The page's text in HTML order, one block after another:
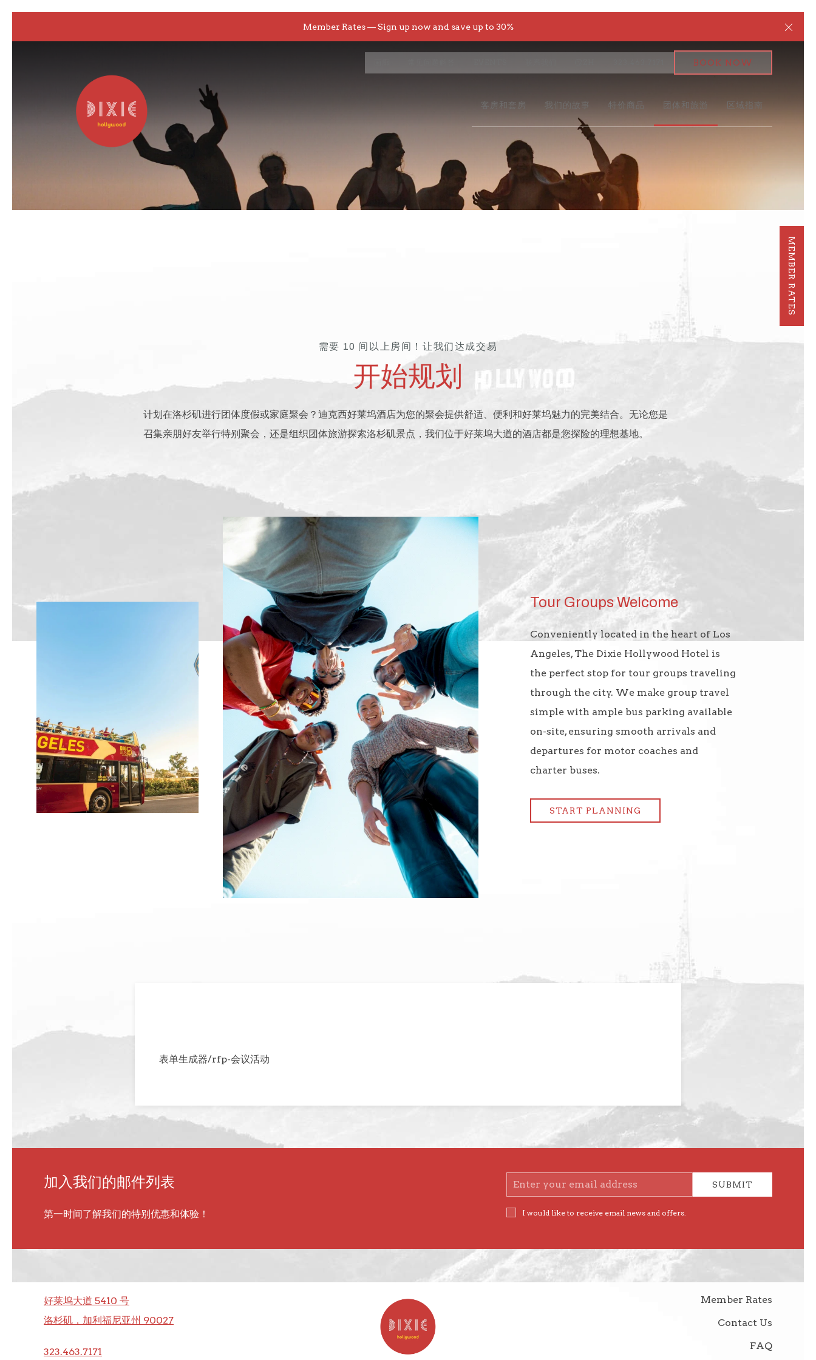
Member Rates — Sign up now and save up to 30%
BOOK NOW
客房和套房 我们的故事 特价商品 团体和旅游 区域指南
MEMBER RATES
需要 10 间以上房间！让我们达成交易
开始规划
计划在洛杉矶进行团体度假或家庭聚会？迪克西好莱坞酒店为您的聚会提供舒适、便利和好莱坞魅力的完美结合。无论您是
召集亲朋好友举行特别聚会，还是组织团体旅游探索洛杉矶景点，我们位于好莱坞大道的酒店都是您探险的理想基地。
Tour Groups Welcome
Conveniently located in the heart of Los
Angeles, The Dixie Hollywood Hotel is
the perfect stop for tour groups traveling
through the city. We make group travel
simple with ample bus parking available
on-site, ensuring smooth arrivals and
departures for motor coaches and
charter buses.
START PLANNING
表单生成器/rfp-会议活动
加入我们的邮件列表
第一时间了解我们的特别优惠和体验！
Email
Address
SUBMIT
I would like to receive email news and offers.
Member Rates
Contact Us
FAQ
好莱坞大道 5410 号
洛杉矶，加利福尼亚州 90027
323.463.7171